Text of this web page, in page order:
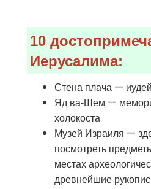
10
Иерусалима:
Стена плача —
Яд ва-Шем —
холокоста
Музей Израиля —
посмотреть
местах
древнейшие